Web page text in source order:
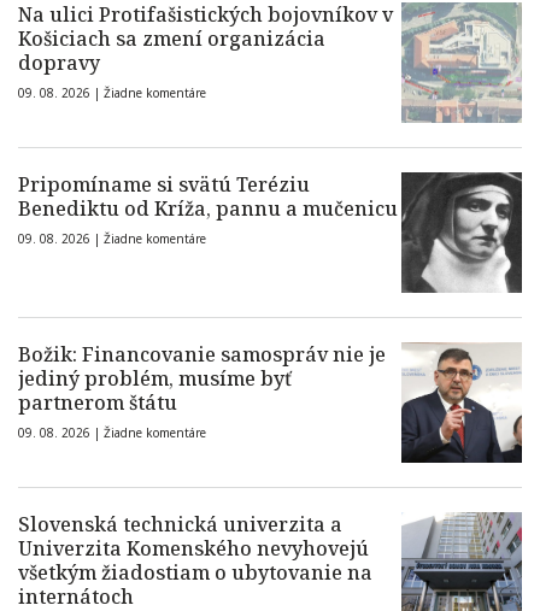
Na ulici Protifašistických bojovníkov v
Košiciach sa zmení organizácia
dopravy
09. 08. 2026 | Žiadne komentáre
Pripomíname si svätú Teréziu
Benediktu od Kríža, pannu a mučenicu
09. 08. 2026 | Žiadne komentáre
Božik: Financovanie samospráv nie je
jediný problém, musíme byť
partnerom štátu
09. 08. 2026 | Žiadne komentáre
Slovenská technická univerzita a
Univerzita Komenského nevyhovejú
všetkým žiadostiam o ubytovanie na
internátoch